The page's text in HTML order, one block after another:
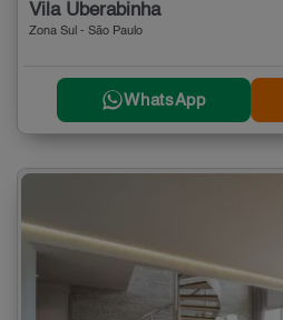
Vila Uberabinha
Zona Sul - São Paulo
WhatsApp